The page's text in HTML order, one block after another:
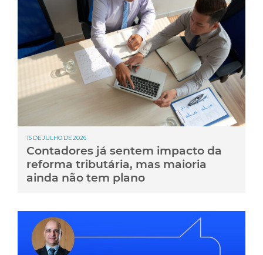
15 DE JULHO DE 2026
Contadores já sentem impacto da
reforma tributária, mas maioria
ainda não tem plano